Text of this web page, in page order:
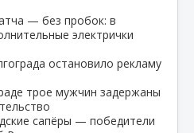
— без пробок: в
электрички
остановило рекламу
трое мужчин задержаны
сапёры — победители